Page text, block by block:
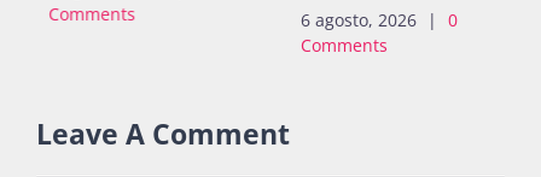
Comments
6 agosto, 2026 |
Comments
Leave A Comment